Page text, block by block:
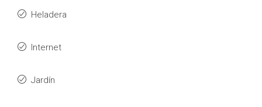
Heladera
Internet
Jardín